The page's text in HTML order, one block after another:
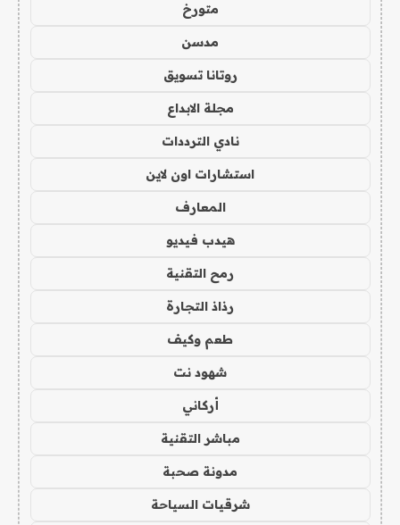
متورخ
مدسن
روتانا تسويق
مجلة الابداع
نادي الترددات
استشارات اون لاين
المعارف
هيدب فيديو
رمح التقنية
رذاذ التجارة
طعم وكيف
شهود نت
أركاني
مباشر التقنية
مدونة صحبة
شرقيات السياحة